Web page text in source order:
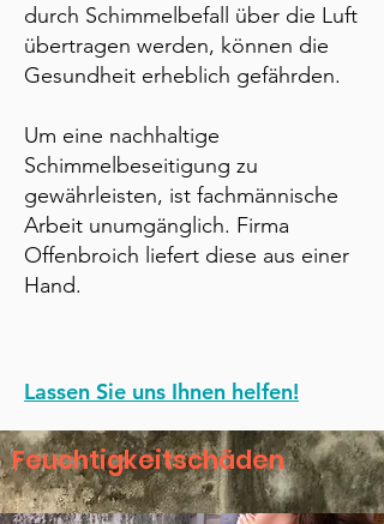
durch Schimmelbefall über die Luft
übertragen werden, können die
Gesundheit erheblich gefährden.
Um eine nachhaltige
Schimmelbeseitigung zu
gewährleisten, ist fachmännische
Arbeit unumgänglich. Firma
Offenbroich liefert diese aus einer
Hand.
Lassen Sie uns Ihnen helfen!
Feuchtigkeitschäden